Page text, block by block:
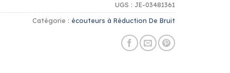
UGS : JE-03481361
Catégorie : écouteurs à Réduction De Bruit